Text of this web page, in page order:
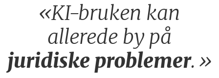
«KI-bruken kan
allerede by på
juridiske problemer.»